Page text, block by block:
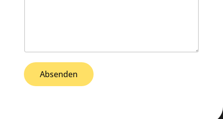
Absenden